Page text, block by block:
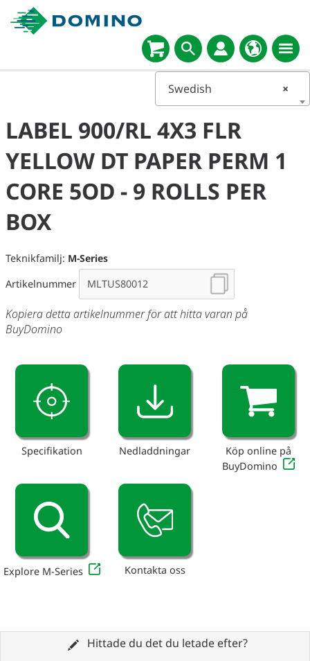
×
Swedish
LABEL 900/RL 4X3 FLR
YELLOW DT PAPER PERM 1
CORE 5OD - 9 ROLLS PER
BOX
Teknikfamilj: M-Series
Artikelnummer
Kopiera detta artikelnummer för att hitta varan på
BuyDomino
Specifikation Nedladdningar
Köp online på
BuyDomino
Explore M-Series Kontakta oss
Hittade du det du letade efter?